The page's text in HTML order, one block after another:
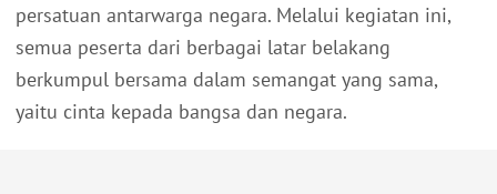
persatuan antarwarga negara. Melalui kegiatan ini,
semua peserta dari berbagai latar belakang
berkumpul bersama dalam semangat yang sama,
yaitu cinta kepada bangsa dan negara.